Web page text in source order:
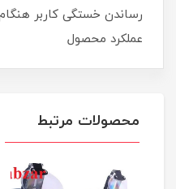
رساندن خستگی کاربر
عملکرد محصول
محصولات مرتبط